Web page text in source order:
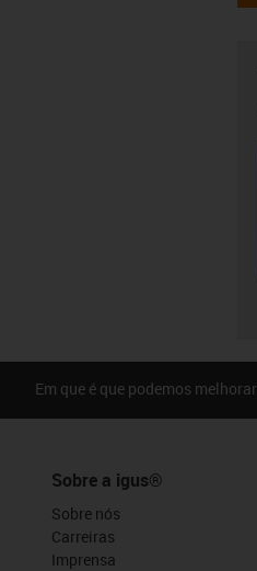
Em que é que podemos
Sobre a igus®
Sobre nós
Carreiras
Imprensa